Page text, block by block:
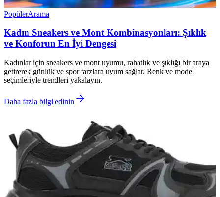
PopülerArama
Kadın Sneakers ve Mont Kombinasyonları: Şıklık
ve Konforun En İyi Dengesi
Kadınlar için sneakers ve mont uyumu, rahatlık ve şıklığı bir araya
getirerek günlük ve spor tarzlara uyum sağlar. Renk ve model
seçimleriyle trendleri yakalayın.
Daha fazla bilgi edinin